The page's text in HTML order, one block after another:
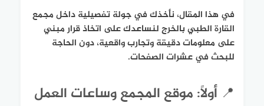
في هذا المقال، نأخذك في جولة تفصيلية داخل مجمع
القارة الطبي بالخرج لنساعدك على اتخاذ قرار مبني
على معلومات دقيقة وتجارب واقعية، دون الحاجة
للبحث في عشرات الصفحات.
📍 أولًا: موقع المجمع وساعات العمل